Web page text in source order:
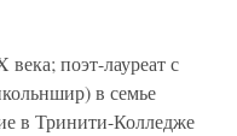
поэт-лауреат с
в семье
в Тринити-Колледже